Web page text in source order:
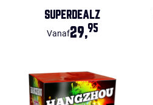
SUPERDEALZ
Vanaf29,95